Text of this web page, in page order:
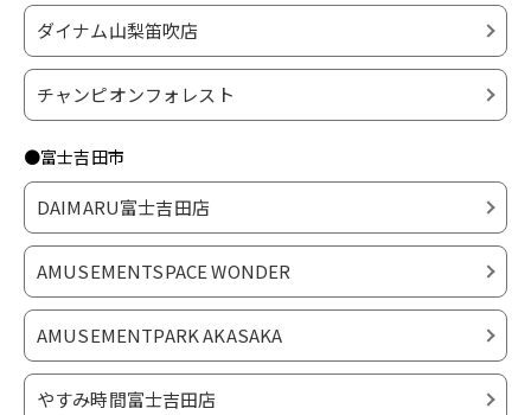
ダイナム山梨笛吹店
チャンピオンフォレスト
●富士吉田市
DAIMARU富士吉田店
AMUSEMENTSPACE WONDER
AMUSEMENTPARK AKASAKA
やすみ時間富士吉田店